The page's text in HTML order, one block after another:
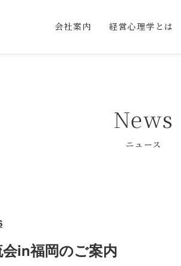
会社案内 経営心理学とは
ニュース
News
in福岡のご案内